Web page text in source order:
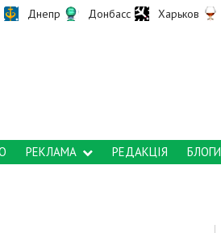
Днепр Донбасс Харьков
РЕКЛАМА РЕДАКЦІЯ БЛОГИ